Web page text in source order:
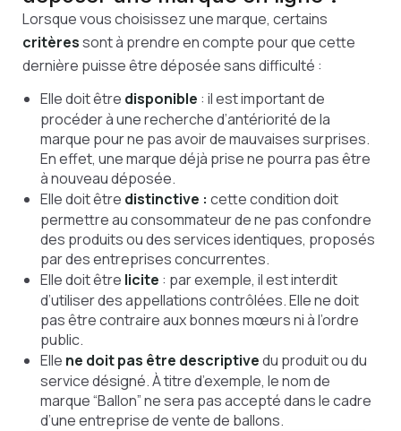
Lorsque vous choisissez une marque, certains
critèressont à prendre en compte pour que cette
dernière puisse être déposée sans difficulté :
Elle doit être disponible : il est important de
procéder à une recherche d’antériorité de la
marque pour ne pas avoir de mauvaises surprises.
En effet, une marque déjà prise ne pourra pas être
à nouveau déposée.
Elle doit être distinctive : cette condition doit
permettre au consommateur de ne pas confondre
des produits ou des services identiques, proposés
par des entreprises concurrentes.
Elle doit être licite : par exemple, il est interdit
d’utiliser des appellations contrôlées. Elle ne doit
pas être contraire aux bonnes mœurs ni à l’ordre
public.
Elle ne doit pas être descriptivedu produit ou du
service désigné. À titre d’exemple, le nom de
marque “Ballon” ne sera pas accepté dans le cadre
d’une entreprise de vente de ballons.